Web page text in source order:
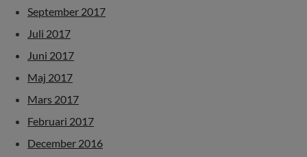
September 2017
Juli 2017
Juni 2017
Maj 2017
Mars 2017
Februari 2017
December 2016